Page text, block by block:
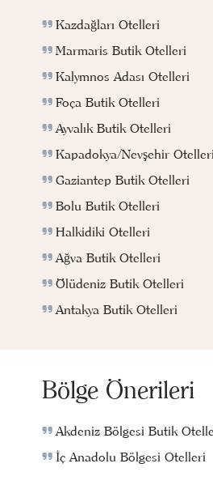
Kazdağları Otelleri
Marmaris Butik Otelleri
Kalymnos Adası Otelleri
Foça Butik Otelleri
Ayvalık Butik Otelleri
Kapadokya/Nevşehir
Gaziantep Butik Otelleri
Bolu Butik Otelleri
Halkidiki Otelleri
Ağva Butik Otelleri
Ölüdeniz Butik Otelleri
Antakya Butik Otelleri
Bölge Önerileri
Akdeniz Bölgesi Butik
İç Anadolu Bölgesi Otelleri